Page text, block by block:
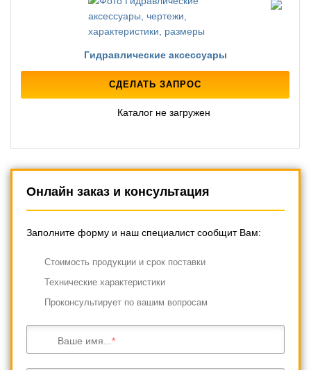
Гидравлические аксессуары
СДЕЛАТЬ ЗАПРОС
Каталог не загружен
Онлайн заказ и консультация
Заполните форму и наш специалист сообщит Вам:
Cтоимость продукции и срок поставки
Технические характеристики
Проконсультирует по вашим вопросам
Ваше имя...